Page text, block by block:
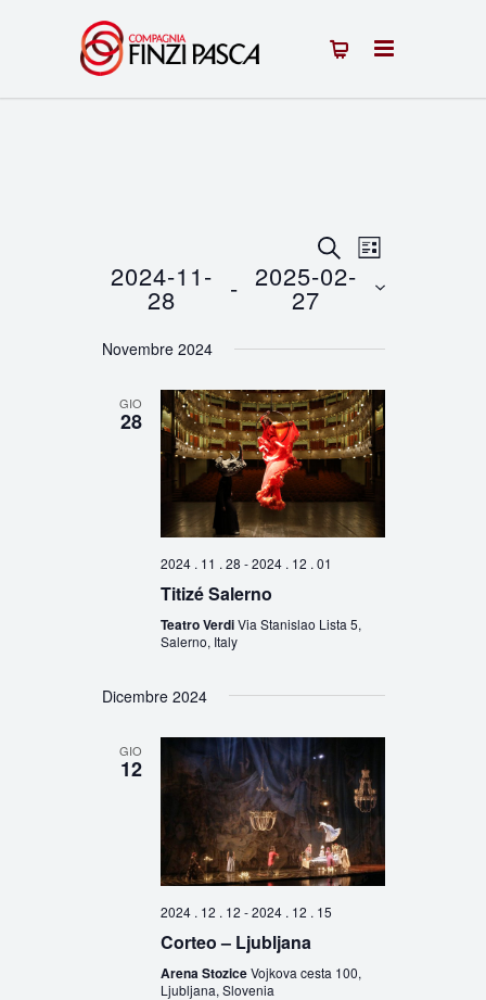
Eventi
Ricerca
e
viste
Navigazione
CERCAEvento
Viste
LISTA
2024-11-
28 - 2025-02-
27
la
Novembre 2024
GIO
28
2024 . 11 . 28 -2024 . 12 . 01
Titizé Salerno
Teatro VerdiVia Stanislao Lista 5,
Salerno, Italy
Dicembre 2024
GIO
12
2024 . 12 . 12 -2024 . 12 . 15
Corteo – Ljubljana
Arena StoziceVojkova cesta 100,
Ljubljana, Slovenia